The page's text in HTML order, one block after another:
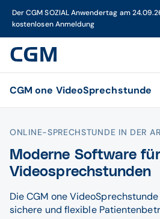
Der CGM SOZIAL Anwendertag am
kostenlosen Anmeldung
CGM one VideoSprechstunde
ONLINE-SPRECHSTUNDE IN DER
Moderne Software für
Videosprechstunden
Die CGM one
sichere und flexible